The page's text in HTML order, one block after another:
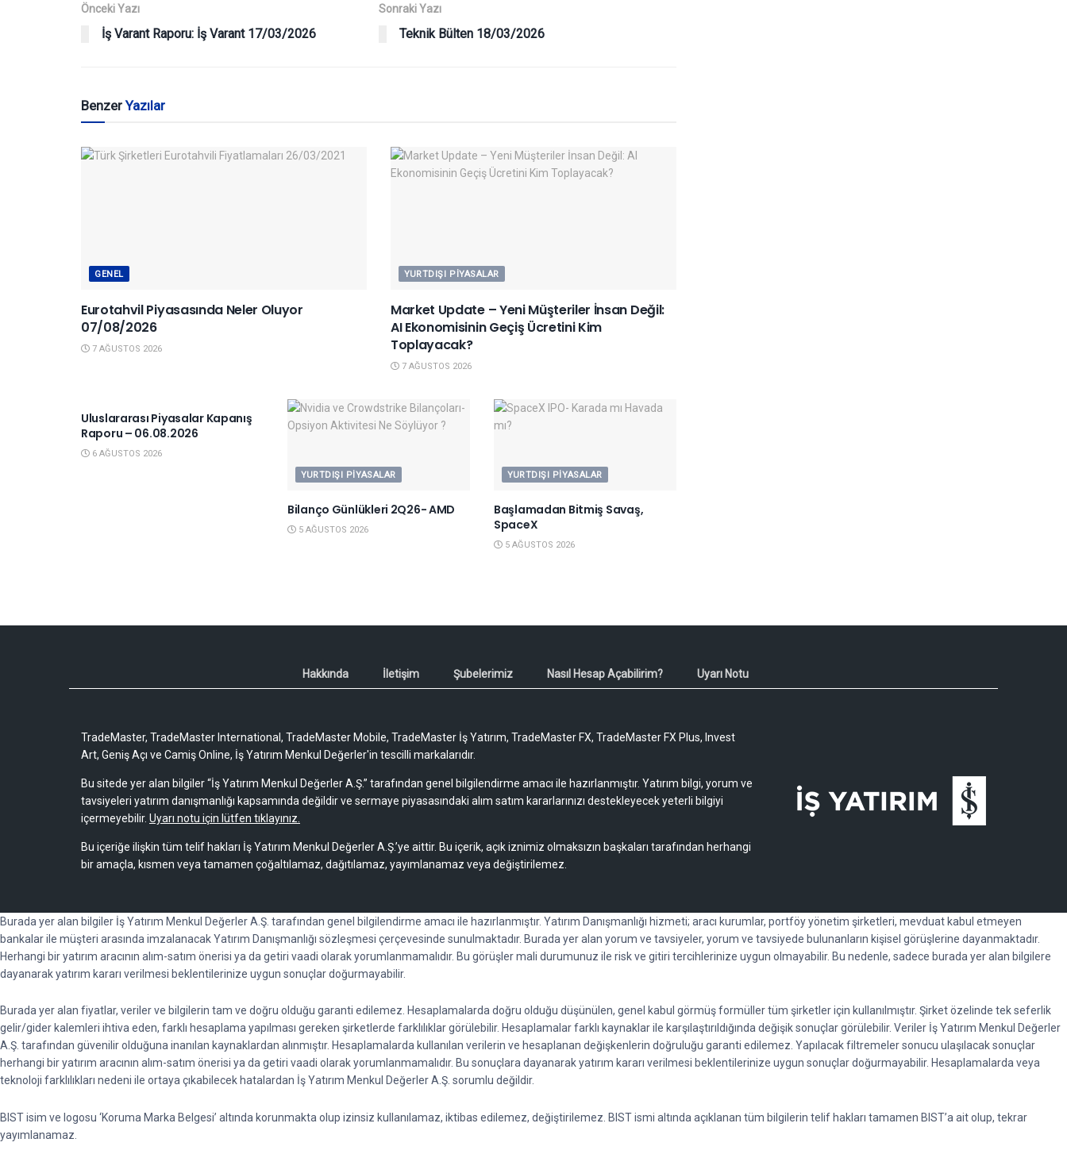
Önceki Yazı
İş Varant Raporu: İş Varant 17/03/2026
Sonraki Yazı
Teknik Bülten 18/03/2026
BenzerYazılar
GENEL
Eurotahvil Piyasasında Neler Oluyor
07/08/2026
7 AĞUSTOS 2026
YURTDIŞI PIYASALAR
Market Update – Yeni Müşteriler İnsan Değil:
AI Ekonomisinin Geçiş Ücretini Kim
Toplayacak?
7 AĞUSTOS 2026
Uluslararası Piyasalar Kapanış
Raporu – 06.08.2026
6 AĞUSTOS 2026
YURTDIŞI PIYASALAR
Bilanço Günlükleri 2Q26- AMD
5 AĞUSTOS 2026
YURTDIŞI PIYASALAR
Başlamadan Bitmiş Savaş,
SpaceX
5 AĞUSTOS 2026
Hakkında İletişim Şubelerimiz Nasıl Hesap Açabilirim? Uyarı Notu
TradeMaster, TradeMaster International, TradeMaster Mobile, TradeMaster İş Yatırım, TradeMaster FX, TradeMaster FX Plus, Invest
Art, Geniş Açı ve Camiş Online, İş Yatırım Menkul Değerler'in tescilli markalarıdır.
Bu sitede yer alan bilgiler “İş Yatırım Menkul Değerler A.Ş.” tarafından genel bilgilendirme amacı ile hazırlanmıştır. Yatırım bilgi, yorum ve
tavsiyeleri yatırım danışmanlığı kapsamında değildir ve sermaye piyasasındaki alım satım kararlarınızı destekleyecek yeterli bilgiyi
içermeyebilir. Uyarı notu için lütfen tıklayınız.
Bu içeriğe ilişkin tüm telif hakları İş Yatırım Menkul Değerler A.Ş.’ye aittir. Bu içerik, açık iznimiz olmaksızın başkaları tarafından herhangi
bir amaçla, kısmen veya tamamen çoğaltılamaz, dağıtılamaz, yayımlanamaz veya değiştirilemez.
Burada yer alan bilgiler İş Yatırım Menkul Değerler A.Ş. tarafından genel bilgilendirme amacı ile hazırlanmıştır. Yatırım Danışmanlığı hizmeti; aracı kurumlar, portföy yönetim şirketleri, mevduat kabul etmeyen
bankalar ile müşteri arasında imzalanacak Yatırım Danışmanlığı sözleşmesi çerçevesinde sunulmaktadır. Burada yer alan yorum ve tavsiyeler, yorum ve tavsiyede bulunanların kişisel görüşlerine dayanmaktadır.
Herhangi bir yatırım aracının alım-satım önerisi ya da getiri vaadi olarak yorumlanmamalıdır. Bu görüşler mali durumunuz ile risk ve gitiri tercihlerinize uygun olmayabilir. Bu nedenle, sadece burada yer alan bilgilere
dayanarak yatırım kararı verilmesi beklentilerinize uygun sonuçlar doğurmayabilir.
Burada yer alan fiyatlar, veriler ve bilgilerin tam ve doğru olduğu garanti edilemez. Hesaplamalarda doğru olduğu düşünülen, genel kabul görmüş formüller tüm şirketler için kullanılmıştır. Şirket özelinde tek seferlik
gelir/gider kalemleri ihtiva eden, farklı hesaplama yapılması gereken şirketlerde farklılıklar görülebilir. Hesaplamalar farklı kaynaklar ile karşılaştırıldığında değişik sonuçlar görülebilir. Veriler İş Yatırım Menkul Değerler
A.Ş. tarafından güvenilir olduğuna inanılan kaynaklardan alınmıştır. Hesaplamalarda kullanılan verilerin ve hesaplanan değişkenlerin doğruluğu garanti edilemez. Yapılacak filtremeler sonucu ulaşılacak sonuçlar
herhangi bir yatırım aracının alım-satım önerisi ya da getiri vaadi olarak yorumlanmamalıdır. Bu sonuçlara dayanarak yatırım kararı verilmesi beklentilerinize uygun sonuçlar doğurmayabilir. Hesaplamalarda veya
teknoloji farklılıkları nedeni ile ortaya çıkabilecek hatalardan İş Yatırım Menkul Değerler A.Ş. sorumlu değildir.
BIST isim ve logosu ‘Koruma Marka Belgesi’ altında korunmakta olup izinsiz kullanılamaz, iktibas edilemez, değiştirilemez. BIST ismi altında açıklanan tüm bilgilerin telif hakları tamamen BIST’a ait olup, tekrar
yayımlanamaz.